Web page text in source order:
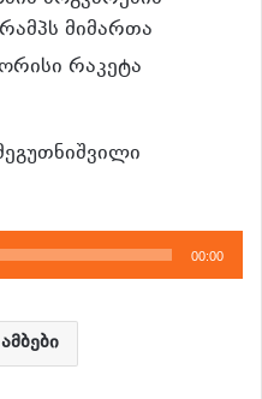
მიმართა
რაკეტა
00:00